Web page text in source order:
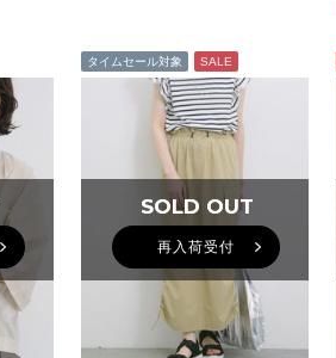
タイムセール対象 SALE
SOLD OUT
SOLD OUT
再入荷受付